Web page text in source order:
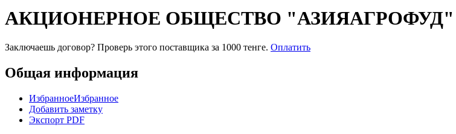
АКЦИОНЕРНОЕ ОБЩЕСТВО "АЗИЯАГРОФУД"
Заключаешь договор? Проверь этого поставщика за 1000 тенге. Оплатить
Общая информация
ИзбранноеИзбранное
Добавить заметку
Экспорт PDF